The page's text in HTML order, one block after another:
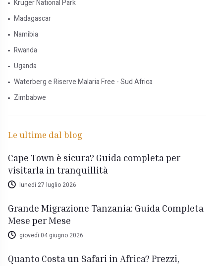
Kruger National Park
Madagascar
Namibia
Rwanda
Uganda
Waterberg e Riserve Malaria Free - Sud Africa
Zimbabwe
Le ultime dal blog
Cape Town è sicura? Guida completa per
visitarla in tranquillità
lunedì 27 luglio 2026
Grande Migrazione Tanzania: Guida Completa
Mese per Mese
giovedì 04 giugno 2026
Quanto Costa un Safari in Africa? Prezzi,